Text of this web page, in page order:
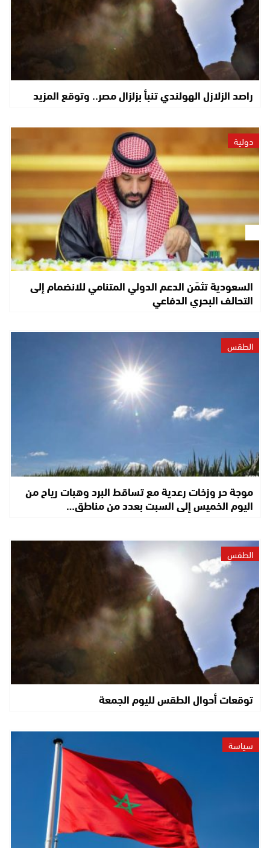
راصد الزلازل الهولندي تنبأ بزلزال مصر.. وتوقع المزيد
دولية
السعودية تثمّن الدعم الدولي المتنامي للانضمام إلى
التحالف البحري الدفاعي
الطقس
موجة حر وزخات رعدية مع تساقط البرد وهبات رياح من
اليوم الخميس إلى السبت بعدد من مناطق…
الطقس
توقعات أحوال الطقس لليوم الجمعة
سياسة